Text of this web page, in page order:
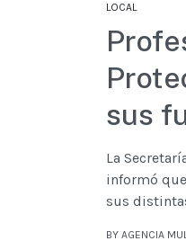
LOCAL
sus
La
informó
sus
BY AGENCIA